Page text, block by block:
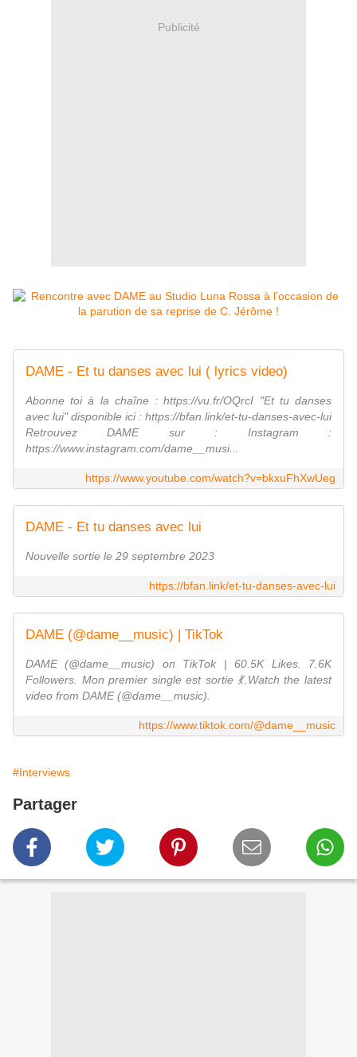
Publicité
DAME - Et tu danses avec lui ( lyrics video)
Abonne toi à la chaîne : https://vu.fr/OQrcI "Et tu danses
avec lui" disponible ici : https://bfan.link/et-tu-danses-avec-lui
Retrouvez DAME sur : Instagram :
https://www.instagram.com/dame__musi...
https://www.youtube.com/watch?v=bkxuFhXwUeg
DAME - Et tu danses avec lui
Nouvelle sortie le 29 septembre 2023
https://bfan.link/et-tu-danses-avec-lui
DAME (@dame__music) | TikTok
DAME (@dame__music) on TikTok | 60.5K Likes. 7.6K
Followers. Mon premier single est sortie 💃.Watch the latest
video from DAME (@dame__music).
https://www.tiktok.com/@dame__music
#Interviews
Partager